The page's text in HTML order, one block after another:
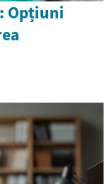
Opțiuni